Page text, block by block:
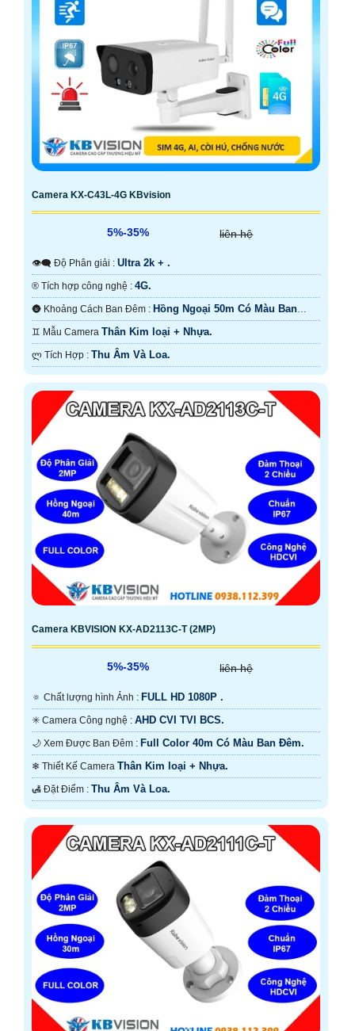
Camera KX-C43L-4G KBvision
5%-35% liên hệ
👁️‍🗨 Độ Phân giải : Ultra 2k + .
®️ Tích hợp công nghệ : 4G.
🌚 Khoảng Cách Ban Đêm : Hồng Ngoại 50m Có Màu Ban
Ðêm.♊ Mẫu Camera Thân Kim loại + Nhựa.
️ლ Tích Hợp : Thu Âm Và Loa.
Camera KBVISION KX-AD2113C-T (2MP)
5%-35% liên hệ
🔅 Chất lượng hình Ảnh : FULL HD 1080P .
✳️ Camera Công nghệ : AHD CVI TVI BCS.
🌙 Xem Được Ban Đêm : Full Color 40m Có Màu Ban Ðêm.
❄ Thiết Kế Camera Thân Kim loại + Nhựa.
️🛃 Đặt Điểm : Thu Âm Và Loa.